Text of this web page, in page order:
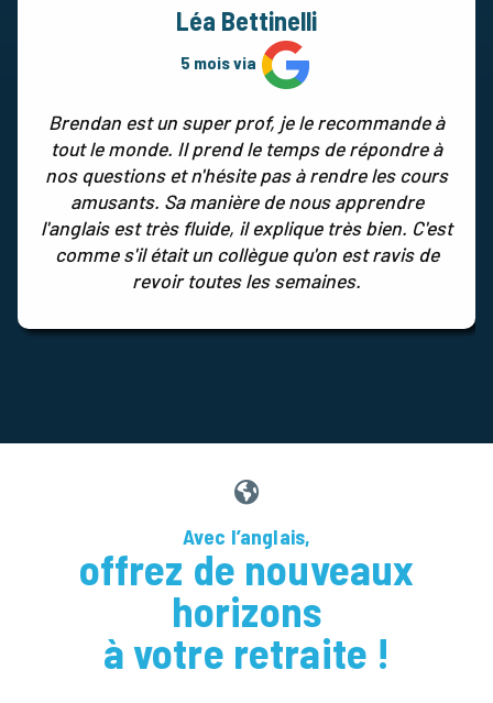
Léa Bettinelli
5 mois via
Brendan est un super prof, je le recommande à
tout le monde. Il prend le temps de répondre à
nos questions et n'hésite pas à rendre les cours
amusants. Sa manière de nous apprendre
l'anglais est très fluide, il explique très bien. C'est
comme s'il était un collègue qu'on est ravis de
revoir toutes les semaines.
Avec l’anglais,
offrez de nouveaux
horizons
à votre retraite !